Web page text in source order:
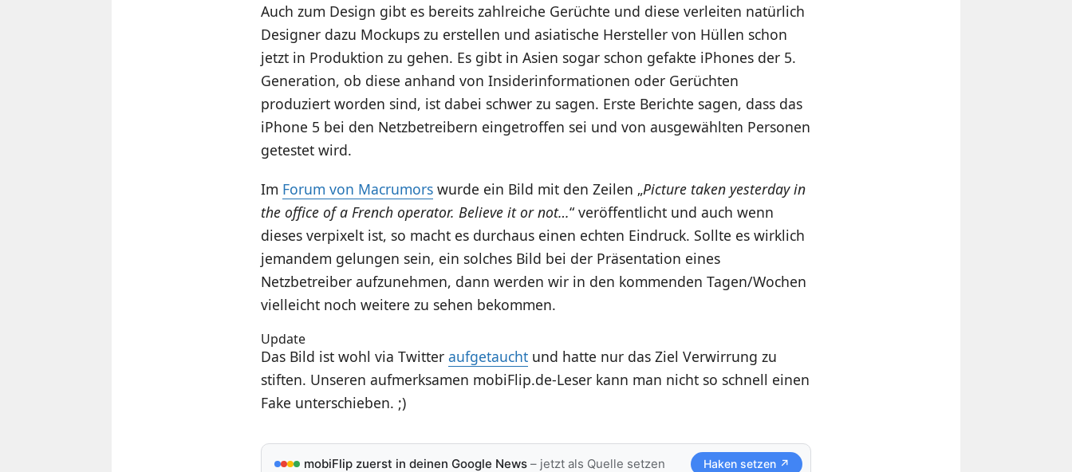
Auch zum Design gibt es bereits zahlreiche Gerüchte und diese verleiten natürlich
Designer dazu Mockups zu erstellen und asiatische Hersteller von Hüllen schon
jetzt in Produktion zu gehen. Es gibt in Asien sogar schon gefakte iPhones der 5.
Generation, ob diese anhand von Insiderinformationen oder Gerüchten
produziert worden sind, ist dabei schwer zu sagen. Erste Berichte sagen, dass das
iPhone 5 bei den Netzbetreibern eingetroffen sei und von ausgewählten Personen
getestet wird.
Im Forum von Macrumorswurde ein Bild mit den Zeilen „Picture taken yesterday in
the office of a French operator. Believe it or not…“ veröffentlicht und auch wenn
dieses verpixelt ist, so macht es durchaus einen echten Eindruck. Sollte es wirklich
jemandem gelungen sein, ein solches Bild bei der Präsentation eines
Netzbetreiber aufzunehmen, dann werden wir in den kommenden Tagen/Wochen
vielleicht noch weitere zu sehen bekommen.
Update
Das Bild ist wohl via Twitter aufgetauchtund hatte nur das Ziel Verwirrung zu
stiften. Unseren aufmerksamen mobiFlip.de-Leser kann man nicht so schnell einen
Fake unterschieben. ;)
mobiFlip zuerst in deinen Google News– jetzt als Quelle setzen Haken setzen ↗